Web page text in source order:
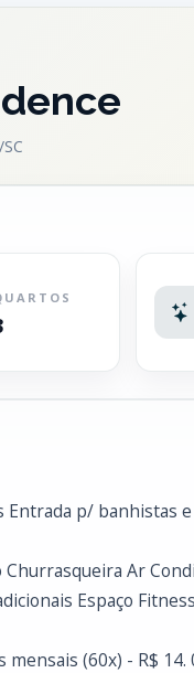
Entrada p/ banhistas
Ar
Espaço Fitness
mensais (60x) - R$